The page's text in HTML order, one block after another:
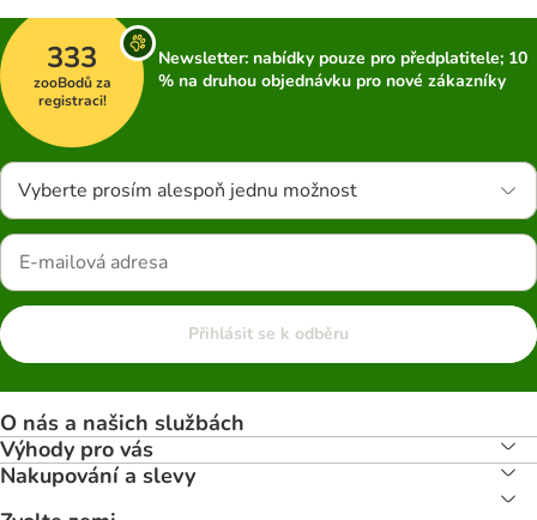
333
zooBodů za
registraci!
Newsletter: nabídky pouze pro předplatitele; 10
% na druhou objednávku pro nové zákazníky
Vyberte prosím alespoň jednu možnost
Přihlásit se k odběru
O nás a našich službách
Výhody pro vás
Nakupování a slevy